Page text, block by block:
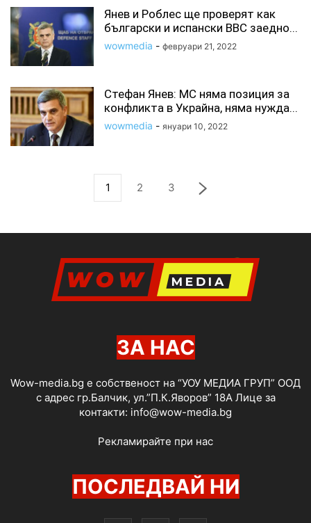
Янев и Роблес ще проверят как
български и испански ВВС заедно...
wowmedia - февруари 21, 2022
Стефан Янев: МС няма позиция за
конфликта в Украйна, няма нужда...
wowmedia - януари 10, 2022
1 2 3
ЗА НАС
Wow-media.bg е собственост на “УОУ МЕДИА ГРУП” ООД
с адрес гр.Балчик, ул.”П.К.Яворов” 18А Лице за
контакти: info@wow-media.bg
Рекламирайте при нас
ПОСЛЕДВАЙ НИ